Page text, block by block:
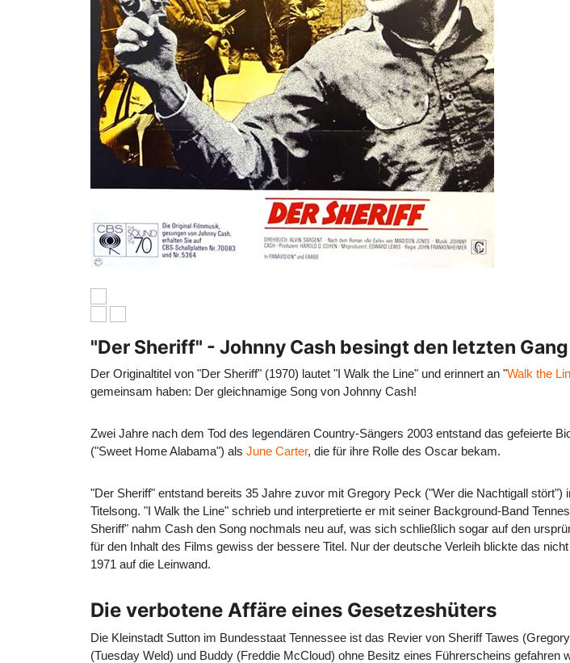
"Der Sheriff" - Johnny Cash besingt den letzten
Der Originaltitel von "Der Sheriff" (1970) lautet "I Walk the Line" und erinnert an "Walk the
gemeinsam haben: Der gleichnamige Song von Johnny Cash!
Zwei Jahre nach dem Tod des legendären Country-Sängers 2003 entstand das gefeierte
("Sweet Home Alabama") als June Carter, die für ihre Rolle des Oscar bekam.
"Der Sheriff" entstand bereits 35 Jahre zuvor mit Gregory Peck ("Wer die Nachtigall
Titelsong. "I Walk the Line" schrieb und interpretierte er mit seiner Background-Band
Sheriff" nahm Cash den Song nochmals neu auf, was sich schließlich sogar auf den
für den Inhalt des Films gewiss der bessere Titel. Nur der deutsche Verleih blickte das
1971 auf die Leinwand.
Die verbotene Affäre eines Gesetzeshüters
Die Kleinstadt Sutton im Bundesstaat Tennessee ist das Revier von Sheriff Tawes (
(Tuesday Weld) und Buddy (Freddie McCloud) ohne Besitz eines Führerscheins gefahren